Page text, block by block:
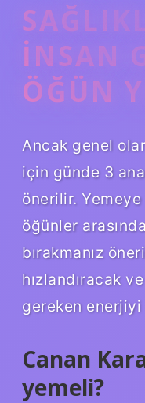
INSAN
ÖĞÜN
Ancak genel
için günde 3
önerilir.
öğünler
bırakmanız
hızlandıracak
gereken enerjiyi
Canan
yemeli?